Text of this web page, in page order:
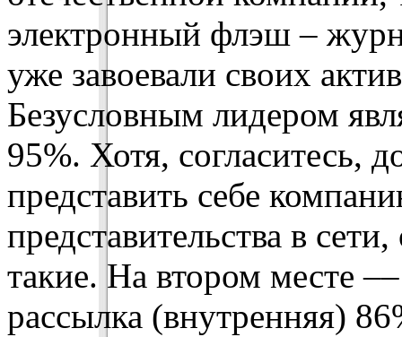
электронный флэш –
уже завоевали своих
Безусловным лидером
95%. Хотя, согласитесь,
представить себе
представительства в
такие. На втором месте
рассылка (внутренняя)